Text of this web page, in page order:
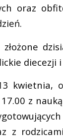
oraz
złożone
diecezji i
kwietnia,
z
z